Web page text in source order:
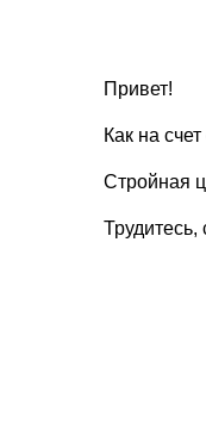
Привет!
Как на
Стройная